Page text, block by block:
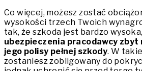
Co więcej, możesz zostać
wysokości trzech Twoich
tak, że szkoda jest bardzo wysoka,
ubezpieczenia pracodawcy zbyt
jego polisy pełnej szkody. W
zostaniesz zobligowany do